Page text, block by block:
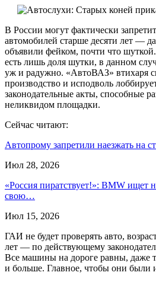
В России могут фактически
автомобилей старше десяти лет —
объявили фейком, почти что
есть лишь доля шутки, в данном
уж и радужно. «АвтоВАЗ» втихаря
производство и исподволь
законодательные акты, способные
неликвидом площадки.
Сейчас читают:
Автопрому запретили наезжать на
Июл 28, 2026
«Россия пиратствует!»: BMW ищет
свою…
Июл 15, 2026
ГАИ не будет проверять авто,
лет — по действующему
Все машины на дороге равны, даже
и больше. Главное, чтобы они были